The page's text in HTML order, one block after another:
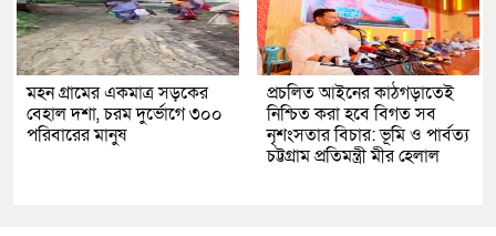
মহন গ্রামের একমাত্র সড়কের
বেহাল দশা, চরম দুর্ভোগে ৩০০
পরিবারের মানুষ
প্রচলিত আইনের কাঠগড়াতেই
নিশ্চিত করা হবে বিগত সব
নৃশংসতার বিচার: ভূমি ও পার্বত্য
চট্টগ্রাম প্রতিমন্ত্রী মীর হেলাল